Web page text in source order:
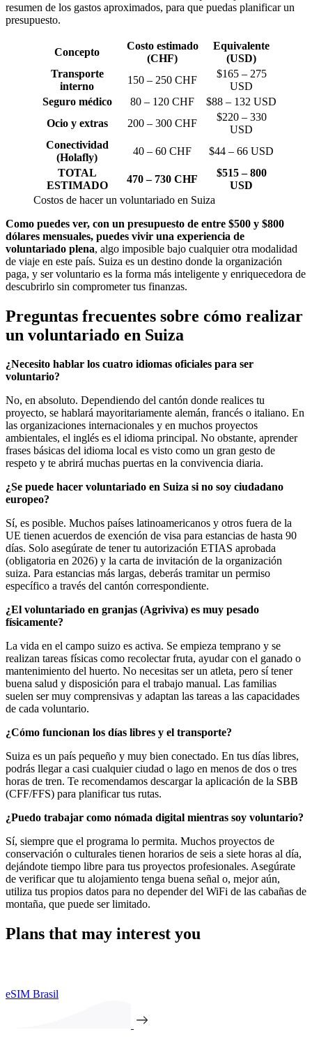
resumen de los gastos aproximados, para que puedas planificar un
presupuesto.
Concepto
Costo estimado
(CHF)
Equivalente
(USD)
Transporte
interno
150 – 250 CHF
$165 – 275
USD
Seguro médico
80 – 120 CHF
$88 – 132 USD
Ocio y extras
200 – 300 CHF
$220 – 330
USD
Conectividad
(Holafly)
40 – 60 CHF
$44 – 66 USD
TOTAL
ESTIMADO
470 – 730 CHF
$515 – 800
USD
Costos de hacer un voluntariado en Suiza
Como puedes ver, con un presupuesto de entre $500 y $800
dólares mensuales, puedes vivir una experiencia de
voluntariado plena, algo imposible bajo cualquier otra modalidad
de viaje en este país. Suiza es un destino donde la organización
paga, y ser voluntario es la forma más inteligente y enriquecedora de
descubrirlo sin comprometer tus finanzas.
Preguntas frecuentes sobre cómo realizar
un voluntariado en Suiza
¿Necesito hablar los cuatro idiomas oficiales para ser
voluntario?
No, en absoluto. Dependiendo del cantón donde realices tu
proyecto, se hablará mayoritariamente alemán, francés o italiano. En
las organizaciones internacionales y en muchos proyectos
ambientales, el inglés es el idioma principal. No obstante, aprender
frases básicas del idioma local es visto como un gran gesto de
respeto y te abrirá muchas puertas en la convivencia diaria.
¿Se puede hacer voluntariado en Suiza si no soy ciudadano
europeo?
Sí, es posible. Muchos países latinoamericanos y otros fuera de la
UE tienen acuerdos de exención de visa para estancias de hasta 90
días. Solo asegúrate de tener tu autorización ETIAS aprobada
(obligatoria en 2026) y la carta de invitación de la organización
suiza. Para estancias más largas, deberás tramitar un permiso
específico a través del cantón correspondiente.
¿El voluntariado en granjas (Agriviva) es muy pesado
físicamente?
La vida en el campo suizo es activa. Se empieza temprano y se
realizan tareas físicas como recolectar fruta, ayudar con el ganado o
mantenimiento del huerto. No necesitas ser un atleta, pero sí tener
buena salud y disposición para el trabajo manual. Las familias
suelen ser muy comprensivas y adaptan las tareas a las capacidades
de cada voluntario.
¿Cómo funcionan los días libres y el transporte?
Suiza es un país pequeño y muy bien conectado. En tus días libres,
podrás llegar a casi cualquier ciudad o lago en menos de dos o tres
horas de tren. Te recomendamos descargar la aplicación de la SBB
(CFF/FFS) para planificar tus rutas.
¿Puedo trabajar como nómada digital mientras soy voluntario?
Sí, siempre que el programa lo permita. Muchos proyectos de
conservación o culturales tienen horarios de seis a siete horas al día,
dejándote tiempo libre para tus proyectos profesionales. Asegúrate
de verificar que tu alojamiento tenga buena señal o, mejor aún,
utiliza tus propios datos para no depender del WiFi de las cabañas de
montaña, que puede ser limitado.
Plans that may interest you
eSIM Brasil